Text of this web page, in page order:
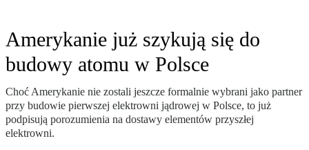
Amerykanie już szykują się do
budowy atomu w Polsce
Choć Amerykanie nie zostali jeszcze formalnie wybrani jako partner
przy budowie pierwszej elektrowni jądrowej w Polsce, to już
podpisują porozumienia na dostawy elementów przyszłej
elektrowni.